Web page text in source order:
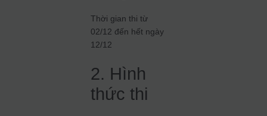
Thời gian thi từ
02/12 đến hết ngày
12/12
2. Hình
thức thi